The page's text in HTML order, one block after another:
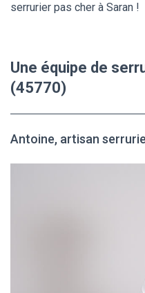
serrurier pas cher à Saran !
Une équipe de
(45770)
Antoine, artisan